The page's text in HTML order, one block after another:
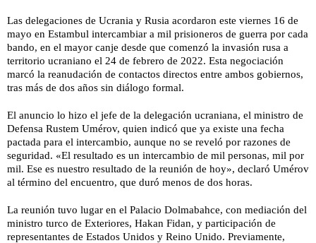
Las delegaciones de Ucrania y Rusia acordaron este viernes 16 de
mayo en Estambul intercambiar a mil prisioneros de guerra por cada
bando, en el mayor canje desde que comenzó la invasión rusa a
territorio ucraniano el 24 de febrero de 2022. Esta negociación
marcó la reanudación de contactos directos entre ambos gobiernos,
tras más de dos años sin diálogo formal.
El anuncio lo hizo el jefe de la delegación ucraniana, el ministro de
Defensa Rustem Umérov, quien indicó que ya existe una fecha
pactada para el intercambio, aunque no se reveló por razones de
seguridad. «El resultado es un intercambio de mil personas, mil por
mil. Ese es nuestro resultado de la reunión de hoy», declaró Umérov
al término del encuentro, que duró menos de dos horas.
La reunión tuvo lugar en el Palacio Dolmabahce, con mediación del
ministro turco de Exteriores, Hakan Fidan, y participación de
representantes de Estados Unidos y Reino Unido. Previamente,